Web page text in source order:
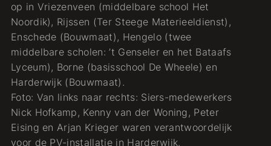
op in Vriezenveen (middelbare school Het
Noordik), Rijssen (Ter Steege Materieeldienst),
Enschede (Bouwmaat), Hengelo (twee
middelbare scholen: ’t Genseler en het Bataafs
Lyceum), Borne (basisschool De Wheele) en
Harderwijk (Bouwmaat).
Foto: Van links naar rechts: Siers-medewerkers
Nick Hofkamp, Kenny van der Woning, Peter
Eising en Arjan Krieger waren verantwoordelijk
voor de PV-installatie in Harderwijk.